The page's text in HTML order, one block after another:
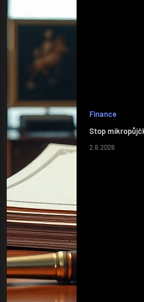
Finance
Stop
2.6.2026